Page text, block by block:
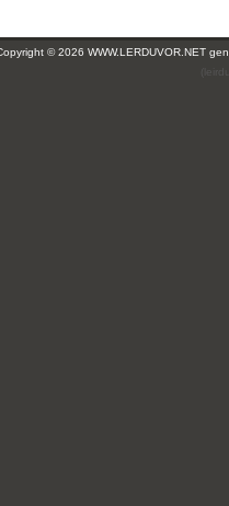
© 2026 WWW.LERDUVOR.NET